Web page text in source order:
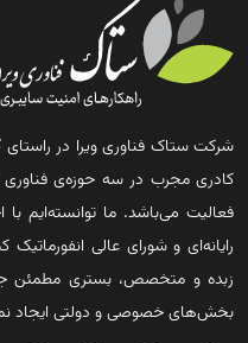
کادری مجرب در سه حوزه‌ی فناوری
فعالیت می‌باشد. ما توانسته‌ایم
رایانه‌ای و شورای عالی
زبده و متخصص، بستری مطمئن
بخش‌های خصوصی و دولتی ایجاد